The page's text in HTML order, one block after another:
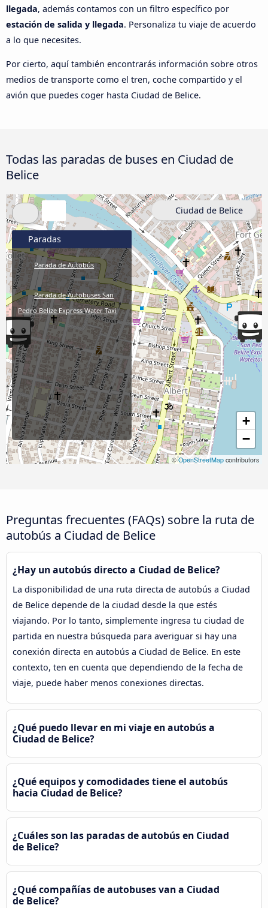
llegada, además contamos con un filtro específico por
estación de salida y llegada. Personaliza tu viaje de acuerdo
a lo que necesites.
Por cierto, aquí también encontrarás información sobre otros
medios de transporte como el tren, coche compartido y el
avión que puedes coger hasta Ciudad de Belice.
Todas las paradas de buses en Ciudad de
Belice
+
−
©OpenStreetMap contributors
Paradas
Parada de Autobús
Parada de Autobuses San
Pedro Belize Express Water Taxi
Ciudad de Belice
Preguntas frecuentes (FAQs) sobre la ruta de
autobús a Ciudad de Belice
¿Hay un autobús directo a Ciudad de Belice?
La disponibilidad de una ruta directa de autobús a Ciudad
de Belice depende de la ciudad desde la que estés
viajando. Por lo tanto, simplemente ingresa tu ciudad de
partida en nuestra búsqueda para averiguar si hay una
conexión directa en autobús a Ciudad de Belice. En este
contexto, ten en cuenta que dependiendo de la fecha de
viaje, puede haber menos conexiones directas.
¿Qué puedo llevar en mi viaje en autobús a
Ciudad de Belice?
¿Qué equipos y comodidades tiene el autobús
hacia Ciudad de Belice?
¿Cuáles son las paradas de autobús en Ciudad
de Belice?
¿Qué compañías de autobuses van a Ciudad
de Belice?